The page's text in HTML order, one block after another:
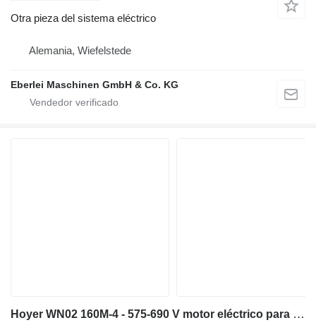
Otra pieza del sistema eléctrico
Alemania, Wiefelstede
Eberlei Maschinen GmbH & Co. KG
Hoyer WN02 160M-4 - 575-690 V motor eléctrico para maquinaria para metal